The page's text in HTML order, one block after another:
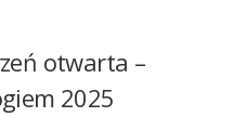
otwarta –
2025